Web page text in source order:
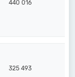
440 016
325 493